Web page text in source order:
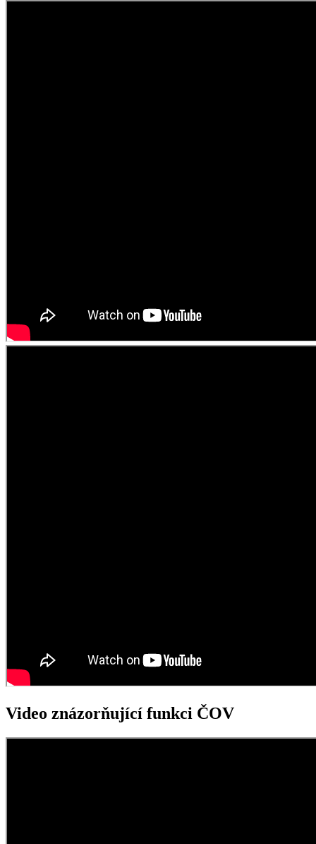
Video znázorňující funkci ČOV